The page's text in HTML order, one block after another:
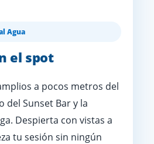
Agua
el spot
a pocos metros del
del Sunset Bar y la
Despierta con vistas a
tu sesión sin ningún